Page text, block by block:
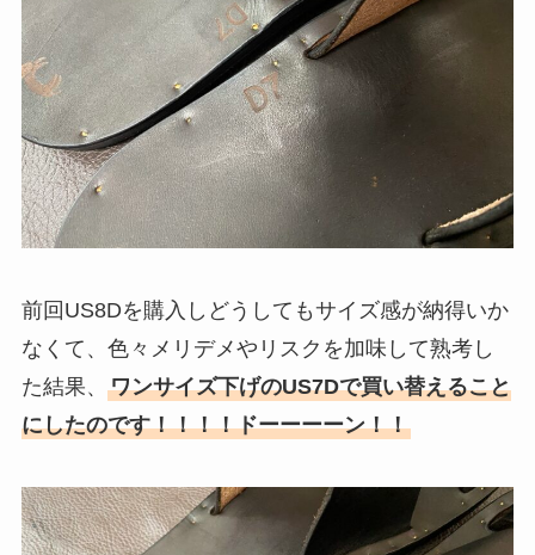
前回US8Dを購入しどうしてもサイズ感が納得いか
なくて、色々メリデメやリスクを加味して熟考し
た結果、 ワンサイズ下げのUS7Dで買い替えること
にしたのです！！！！ドーーーーン！！